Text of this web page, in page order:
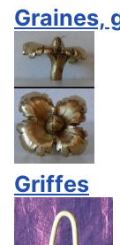
Graines,
Griffes